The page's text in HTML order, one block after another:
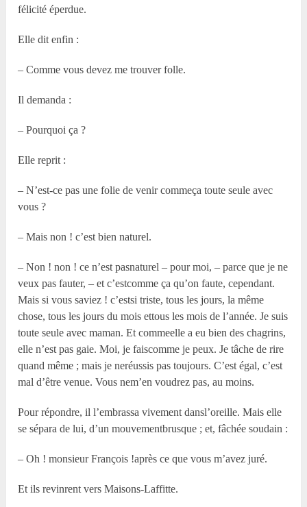
félicité éperdue.
Elle dit enfin :
– Comme vous devez me trouver folle.
Il demanda :
– Pourquoi ça ?
Elle reprit :
– N’est-ce pas une folie de venir commeça toute seule avec
vous ?
– Mais non ! c’est bien naturel.
– Non ! non ! ce n’est pasnaturel – pour moi, – parce que je ne
veux pas fauter, – et c’estcomme ça qu’on faute, cependant.
Mais si vous saviez ! c’estsi triste, tous les jours, la même
chose, tous les jours du mois ettous les mois de l’année. Je suis
toute seule avec maman. Et commeelle a eu bien des chagrins,
elle n’est pas gaie. Moi, je faiscomme je peux. Je tâche de rire
quand même ; mais je neréussis pas toujours. C’est égal, c’est
mal d’être venue. Vous nem’en voudrez pas, au moins.
Pour répondre, il l’embrassa vivement dansl’oreille. Mais elle
se sépara de lui, d’un mouvementbrusque ; et, fâchée soudain :
– Oh ! monsieur François !après ce que vous m’avez juré.
Et ils revinrent vers Maisons-Laffitte.